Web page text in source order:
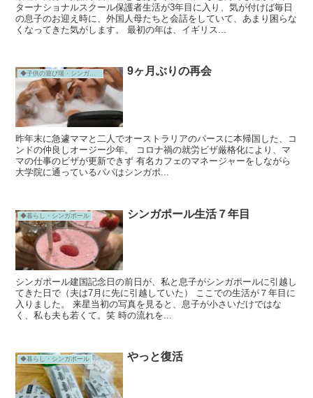
ターナショナルスクール保護者生活が3年目に入り、気が付けば毎日
の息子のお迎え時に、外国人母たちと会話をしていて、あまり困らな
くなってきた気がします。 最初の年は、イギリス...
◆子供の遊び場・シンガポール 9ヶ月ぶりの再会
昨年末に急遽ママと二人でオーストラリアのパースに本帰国した、コ
ンドの仲良しオージー少年。 コロナ禍の就労ビザ厳格化により、マ
マの仕事のビザが更新できず 有名カフェのマネージャーをしながら
大学院に通っているパパはシンガポ...
◆暮らし・シンガポール シンガポール生活７年目
シンガポール建国記念日の前日が、私と息子がシンガポールに引越し
てきた日で（夫は7月に先に引越していた） ここでの生活が７年目に
入りました。 来星当初の写真を見ると、息子が小さいだけではな
く、私も夫も若くて。笑 時の流れを...
◆暮らし・シンガポール やっと復活